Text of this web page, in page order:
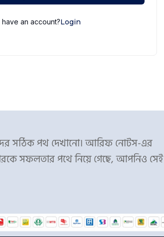
an account?Login
সঠিক পথ দেখানো। আরিফ নোটস-এর
সফলতার পথে নিয়ে গেছে, আপনিও সেই